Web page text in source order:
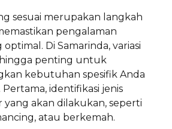
sesuai merupakan langkah
pengalaman
Di Samarinda, variasi
penting untuk
kebutuhan spesifik Anda
identifikasi jenis
akan dilakukan, seperti
atau berkemah.